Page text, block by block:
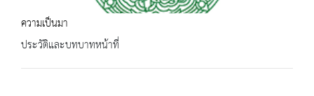
ความเป็นมา
ประวัติและบทบาทหน้าที่